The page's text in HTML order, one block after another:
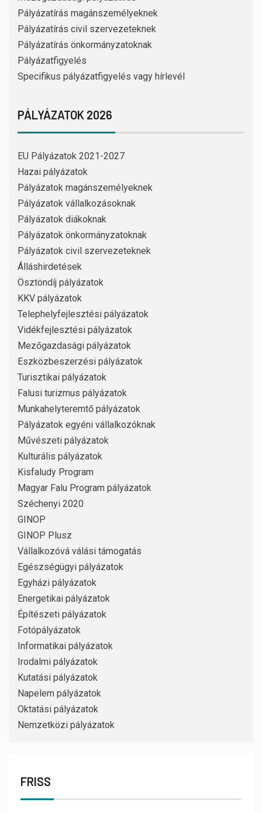
Pályázatírás magánszemélyeknek
Pályázatírás civil szervezeteknek
Pályázatírás önkormányzatoknak
Pályázatfigyelés
Specifikus pályázatfigyelés vagy hírlevél
PÁLYÁZATOK 2026
EU Pályázatok 2021-2027
Hazai pályázatok
Pályázatok magánszemélyeknek
Pályázatok vállalkozásoknak
Pályázatok diákoknak
Pályázatok önkormányzatoknak
Pályázatok civil szervezeteknek
Álláshirdetések
Ösztöndíj pályázatok
KKV pályázatok
Telephelyfejlesztési pályázatok
Vidékfejlesztési pályázatok
Mezőgazdasági pályázatok
Eszközbeszerzési pályázatok
Turisztikai pályázatok
Falusi turizmus pályázatok
Munkahelyteremtő pályázatok
Pályázatok egyéni vállalkozóknak
Művészeti pályázatok
Kulturális pályázatok
Kisfaludy Program
Magyar Falu Program pályázatok
Széchenyi 2020
GINOP
GINOP Plusz
Vállalkozóvá válási támogatás
Egészségügyi pályázatok
Egyházi pályázatok
Energetikai pályázatok
Építészeti pályázatok
Fotópályázatok
Informatikai pályázatok
Irodalmi pályázatok
Kutatási pályázatok
Napelem pályázatok
Oktatási pályázatok
Nemzetközi pályázatok
FRISS